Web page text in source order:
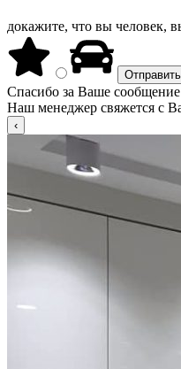
докажите, что вы человек,
Спасибо за Ваше
Наш менеджер свяжется с